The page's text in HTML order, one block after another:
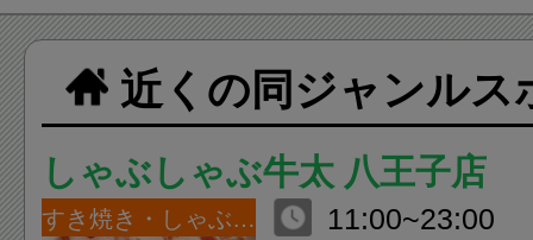
近くの同ジャンルス
しゃぶしゃぶ牛太 八王子店
すき焼き・しゃぶしゃぶ 11:00~23:00